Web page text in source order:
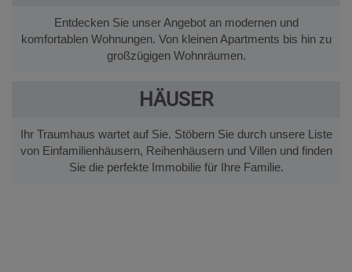
Entdecken Sie unser Angebot an modernen und
komfortablen Wohnungen. Von kleinen Apartments bis hin zu
großzügigen Wohnräumen.
HÄUSER
Ihr Traumhaus wartet auf Sie. Stöbern Sie durch unsere Liste
von Einfamilienhäusern, Reihenhäusern und Villen und finden
Sie die perfekte Immobilie für Ihre Familie.